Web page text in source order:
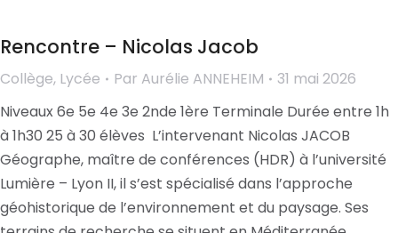
Rencontre – Nicolas Jacob
Collège, Lycée Par Aurélie ANNEHEIM
31 mai 2026
Niveaux 6e 5e 4e 3e 2nde 1ère Terminale Durée entre 1h
à 1h30 25 à 30 élèves L’intervenant Nicolas JACOB
Géographe, maître de conférences (HDR) à l’université
Lumière – Lyon II, il s’est spécialisé dans l’approche
géohistorique de l’environnement et du paysage. Ses